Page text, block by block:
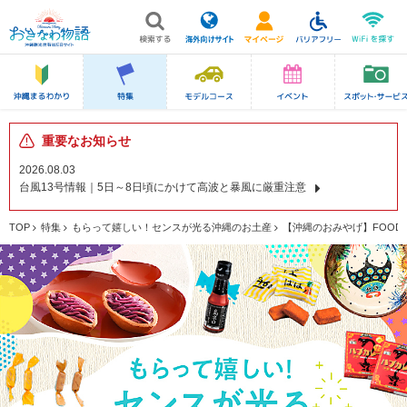
重要なお知らせ
2026.08.03
台風13号情報｜5日～8日頃にかけて高波と暴風に厳重注意
TOP 特集 もらって嬉しい！センスが光る沖縄のお土産 【沖縄のおみやげ】FOOD